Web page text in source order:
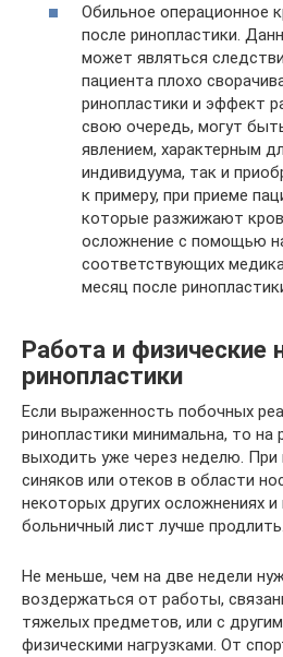
Обильное операционное
после ринопластики.
может являться
пациента плохо
ринопластики и эффект
свою очередь, могут
явлением, характерным
индивидуума, так и
к примеру, при приеме
которые разжижают
осложнение с помощью
соответствующих
месяц после
Работа и физические
ринопластики
Если выраженность побочных
ринопластики минимальна, то на
выходить уже через неделю.
синяков или отеков в области
некоторых других осложнениях
больничный лист лучше продлить.
Не меньше, чем на две недели
воздержаться от работы,
тяжелых предметов, или с
физическими нагрузками. От